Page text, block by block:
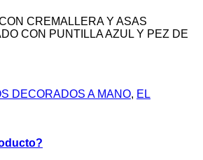
CREMALLERA Y ASAS
CON PUNTILLA AZUL Y PEZ DE
DECORADOS A MANO, EL